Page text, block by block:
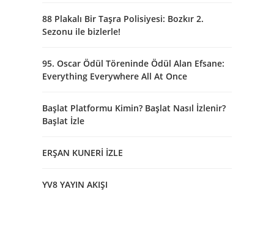
88 Plakalı Bir Taşra Polisiyesi: Bozkır 2.
Sezonu ile bizlerle!
95. Oscar Ödül Töreninde Ödül Alan Efsane:
Everything Everywhere All At Once
Başlat Platformu Kimin? Başlat Nasıl İzlenir?
Başlat İzle
ERŞAN KUNERİ İZLE
YV8 YAYIN AKIŞI